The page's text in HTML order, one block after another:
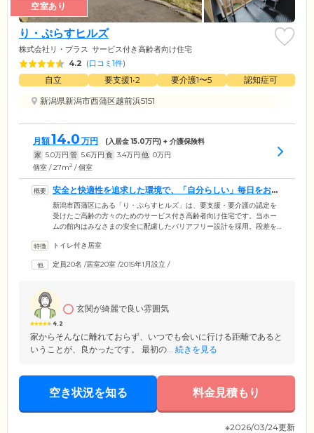
空室あり
り・ぷらすヒルズ
株式会社リ・プラス サービス付き高齢者向け住宅
4.2 (口コミ1件)
自立 要支援1•2 要介護1〜5
認知症可
新潟県新潟市西蒲区越前浜5151
月額14.0 万円 (入居金15.0万円) + 介護保険料
家 5.0万円 管 5.6万円 食 3.4万円 他 0万円
個室 / 27m2 / 個室
安全と快適性を追求した環境で、「自分らしい」毎日をお楽
しみください
新潟市西蒲区にある「り・ぷらすヒルズ」は、要支援・要介護の認定を
受けたご高齢の方々のためのサービス付き高齢者向け住宅です。当ホー
ムの館内はみなさまの安全に配慮したバリアフリー設計を採用。段差を
方も快適な住まいづくりに努めております。全20室のお部屋はプライベ
リズムを気にすることなく、いつまでも「自分らしい」毎日をお過ごし
トイレ付き居室
定員20名 /居室20室 /2015年1月設立 /
4.2
玄関が綺麗で良い雰囲気
家からそんなに離れておらず、いつでも会いに行ける距離であると
いうことが、良かったです。 最初の... 続きを見る
空き状況を知る 料金見積もり
※2026/03/24更新